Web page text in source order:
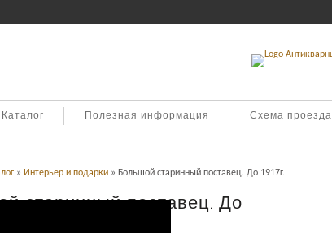
Каталог Полезная информация Схема проезда
» Интерьер и подарки » Большой старинный поставец. До 1917г.
старинный поставец. До